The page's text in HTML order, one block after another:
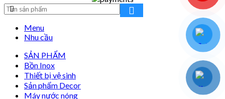
Menu
Nhu cầu
SẢN PHẨM
Bồn Inox
Thiết bị vệ sinh
Sản phẩm Decor
Máy nước nóng